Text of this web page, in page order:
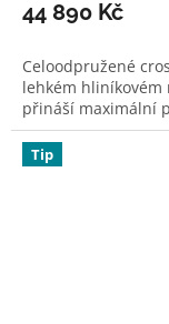
44 890 Kč
Celoodpružené
lehkém hliníkovém
přináší maximální
Tip